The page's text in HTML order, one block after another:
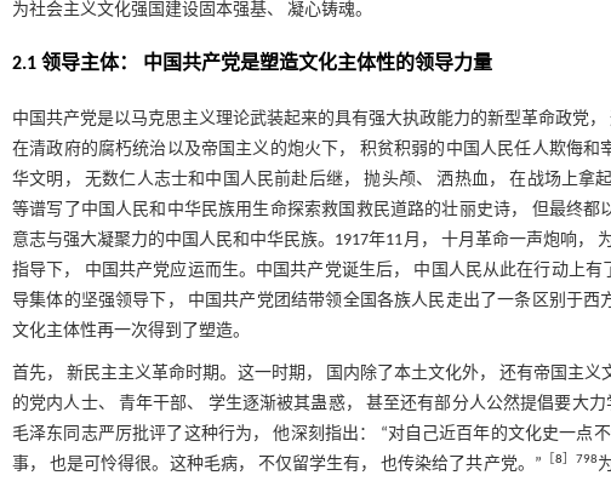
为社会主义文化强国建设固本强基、 凝心铸魂。
2.1 领导主体： 中国共产党是塑造文化主体性的领导力量
中国共产党是以马克思主义理论武装起来的具有强大执政能力的新型革命政党
在清政府的腐朽统治以及帝国主义的炮火下， 积贫积弱的中国人民任人欺侮
华文明， 无数仁人志士和中国人民前赴后继， 抛头颅、 洒热血， 在战场上
等谱写了中国人民和中华民族用生命探索救国救民道路的壮丽史诗， 但最终
意志与强大凝聚力的中国人民和中华民族。1917年11月， 十月革命一声炮响，
指导下， 中国共产党应运而生。中国共产党诞生后， 中国人民从此在行动上
导集体的坚强领导下， 中国共产党团结带领全国各族人民走出了一条区别于
文化主体性再一次得到了塑造。
首先， 新民主主义革命时期。这一时期， 国内除了本土文化外， 还有帝国主
的党内人士、 青年干部、 学生逐渐被其蛊惑， 甚至还有部分人公然提倡要大
毛泽东同志严厉批评了这种行为， 他深刻指出： “对自己近百年的文化史一点
事， 也是可怜得很。这种毛病， 不仅留学生有， 也传染给了共产党。”
8 ］798